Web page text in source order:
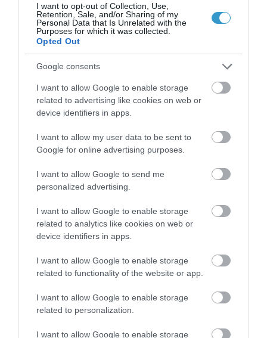
I want to opt-out of Collection, Use,
Retention, Sale, and/or Sharing of my
Personal Data that Is Unrelated with the
Purposes for which it was collected.
Opted Out
Google consents
I want to allow Google to enable storage
related to advertising like cookies on web or
device identifiers in apps.
I want to allow my user data to be sent to
Google for online advertising purposes.
I want to allow Google to send me
personalized advertising.
I want to allow Google to enable storage
related to analytics like cookies on web or
device identifiers in apps.
I want to allow Google to enable storage
related to functionality of the website or app.
I want to allow Google to enable storage
related to personalization.
I want to allow Google to enable storage
Posted on 09 Ιούν 2026
Γιατί δεν πρέπει να το
φοβόμαστε
Νέα